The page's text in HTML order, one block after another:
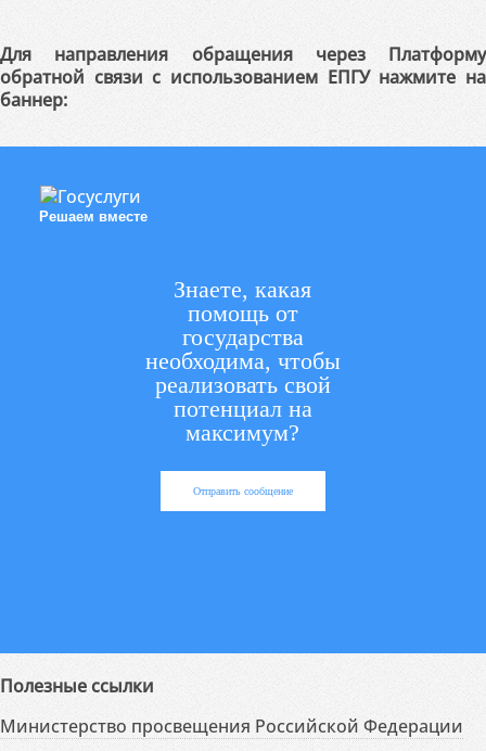
Для направления обращения через Платформу
обратной связи с использованием ЕПГУ нажмите на
баннер:
Решаем вместе
Знаете, какая
помощь от
государства
необходима, чтобы
реализовать свой
потенциал на
максимум?
Отправить сообщение
Полезные ссылки
Министерство просвещения Российской Федерации